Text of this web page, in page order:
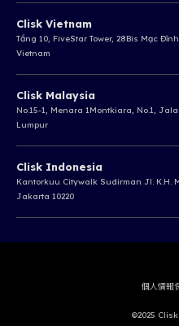
Clisk Vietnam
Tầng 10, FiveStar Tower, 28Bis Mạc
Vietnam
Clisk Malaysia
No.15-1, Menara 1Montkiara, No.1,
Lumpur
Clisk Indonesia
Kantorkuu Citywalk Sudirman Jl. K.H.
Jakarta 10220
個人情報
©2025